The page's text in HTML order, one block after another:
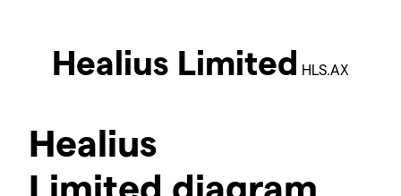
Healius Limited HLS.AX
Healius
Limited diagram